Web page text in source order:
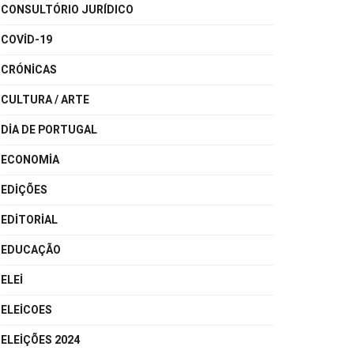
CONSULTÓRIO JURÍDICO
COVID-19
CRÓNICAS
CULTURA / ARTE
DIA DE PORTUGAL
ECONOMIA
EDIÇÕES
EDITORIAL
EDUCAÇÃO
ELEI
ELEICOES
ELEIÇÕES 2024